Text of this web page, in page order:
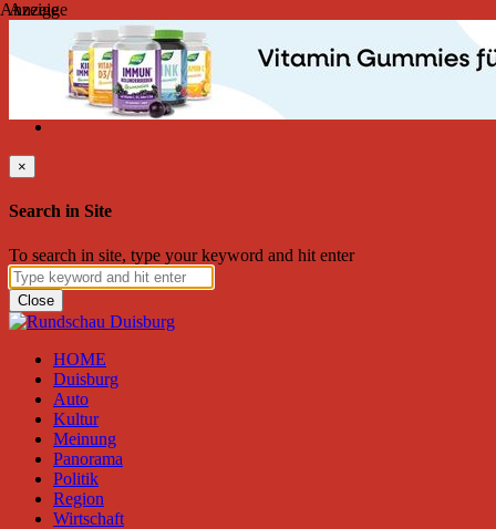
Samstag, August 08, 2026
Friend on Facebook Follow on Twitter
Search
×
Search in Site
To search in site, type your keyword and hit enter
Close
HOME
Duisburg
Auto
Kultur
Meinung
Panorama
Politik
Region
Wirtschaft
Anzeige
Anzeige